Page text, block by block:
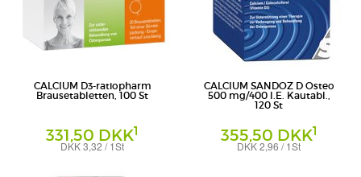
CALCIUM D3-ratiopharm
Brausetabletten, 100 St
331,50 DKK1
DKK 3,32 / 1St
CALCIUM SANDOZ D Osteo
500 mg/400 I.E. Kautabl.,
120 St
355,50 DKK1
DKK 2,96 / 1St